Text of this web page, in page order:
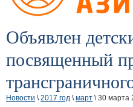
Объявлен
посвященный
Новости \2017 год \март \ 30 марта